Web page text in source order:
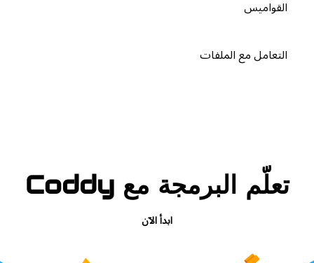
القواميس
التعامل مع الملفات
تعلّم البرمجة مع Coddy
ابدأ الآن